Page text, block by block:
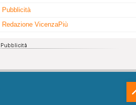
Pubblicità
Redazione VicenzaPiù